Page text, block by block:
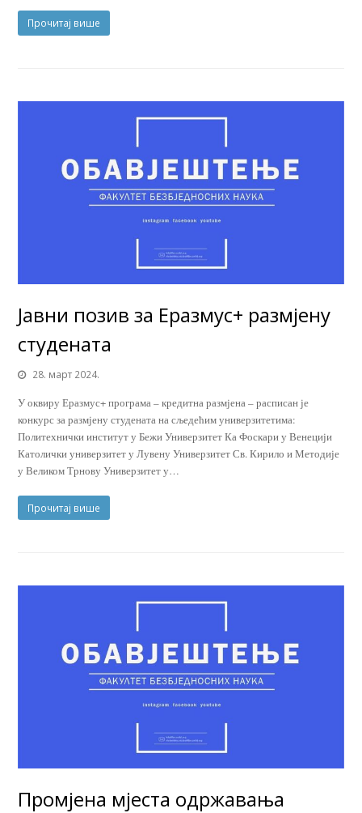
Прочитај више
Јавни позив за Еразмус+ размјену
студената
28. март 2024.
У оквиру Еразмус+ програма – кредитна размјена – расписан је
конкурс за размјену студената на сљедећим универзитетима:
Политехнички институт у Бежи Универзитет Ка Фоскари у Венецији
Католички универзитет у Лувену Универзитет Св. Кирило и Методије
у Великом Трнову Универзитет у…
Прочитај више
Промјена мјеста одржавања